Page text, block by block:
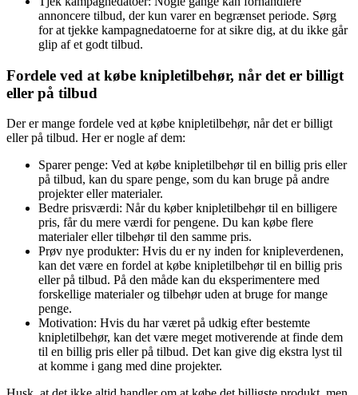
annoncere tilbud, der kun varer en begrænset periode. Sørg
for at tjekke kampagnedatoerne for at sikre dig, at du ikke går
glip af et godt tilbud.
Fordele ved at købe knipletilbehør, når det er billigt
eller på tilbud
Der er mange fordele ved at købe knipletilbehør, når det er billigt
eller på tilbud. Her er nogle af dem:
Sparer penge: Ved at købe knipletilbehør til en billig pris eller
på tilbud, kan du spare penge, som du kan bruge på andre
projekter eller materialer.
Bedre prisværdi: Når du køber knipletilbehør til en billigere
pris, får du mere værdi for pengene. Du kan købe flere
materialer eller tilbehør til den samme pris.
Prøv nye produkter: Hvis du er ny inden for knipleverdenen,
kan det være en fordel at købe knipletilbehør til en billig pris
eller på tilbud. På den måde kan du eksperimentere med
forskellige materialer og tilbehør uden at bruge for mange
penge.
Motivation: Hvis du har været på udkig efter bestemte
knipletilbehør, kan det være meget motiverende at finde dem
til en billig pris eller på tilbud. Det kan give dig ekstra lyst til
at komme i gang med dine projekter.